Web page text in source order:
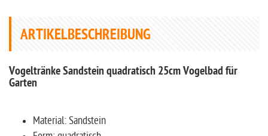
ARTIKELBESCHREIBUNG
Vogeltränke Sandstein quadratisch 25cm Vogelbad für
Garten
Material: Sandstein